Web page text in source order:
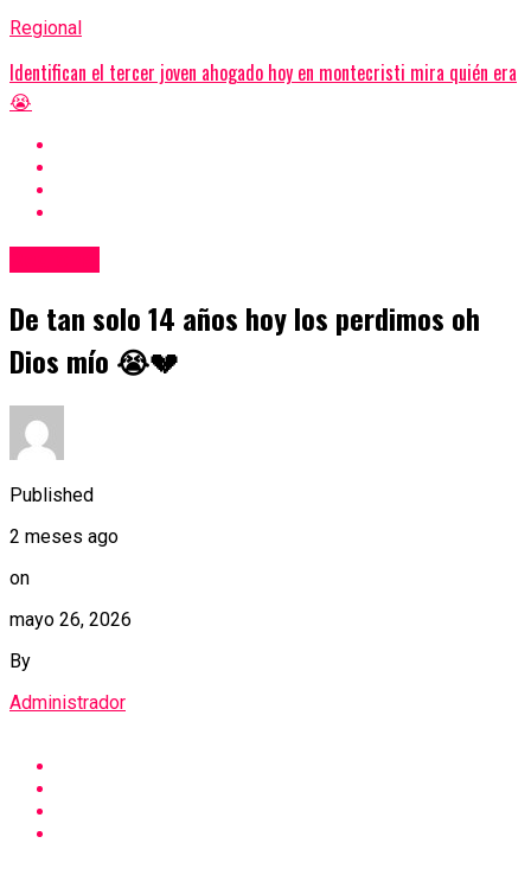
Regional
Identifican el tercer joven ahogado hoy en montecristi mira quién era
😭
De tan solo 14 años hoy los perdimos oh
Dios mío 😭💔
Published
2 meses ago
on
mayo 26, 2026
By
Administrador